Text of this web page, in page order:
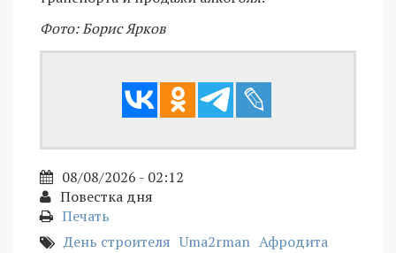
Фото: Борис Ярков
08/08/2026 - 02:12
Повестка дня
Печать
День строителя Uma2rman Афродита